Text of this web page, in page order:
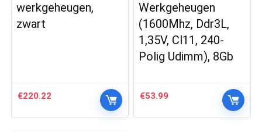
werkgeheugen,
zwart
€220.22
Werkgeheugen
(1600Mhz, Ddr3L,
1,35V, Cl11, 240-
Polig Udimm), 8Gb
€53.99